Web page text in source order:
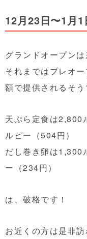
12月23日〜1月
グランドオープンは
それまではプレオ
額で提供されるそう
天ぷら定食は2,800
ルピー（504円）
だし巻き卵は1,300
ー（234円）
は、破格です！
お近くの方は是非